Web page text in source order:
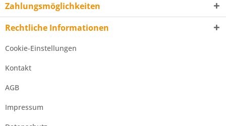
Zahlungsmöglichkeiten
Rechtliche Informationen
Cookie-Einstellungen
Kontakt
AGB
Impressum